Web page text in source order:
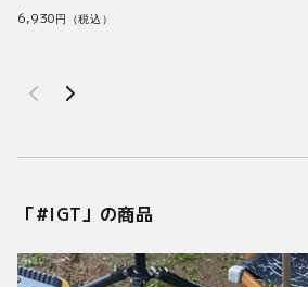
6,930円（税込）
「#IGT」の商品